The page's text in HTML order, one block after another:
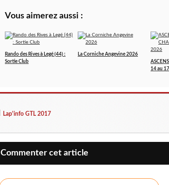
Vous aimerez aussi :
Rando des Rives à Legé (44) :
Sortie Club
La Corniche Angevine 2026
14 au
Lap'info GTL 2017
Commenter cet article